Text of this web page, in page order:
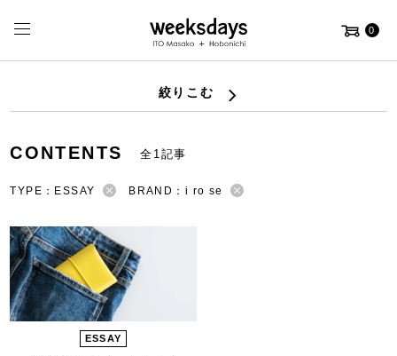
0
絞りこむ
CONTENTS 全1記事
TYPE：ESSAY BRAND：i ro se
ESSAY